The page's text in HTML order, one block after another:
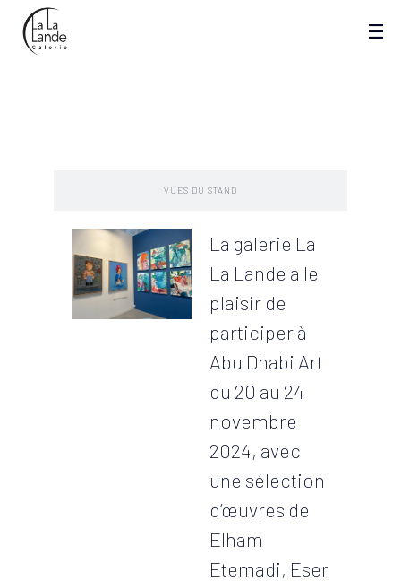
VUES DU STAND
La galerie La
La Lande a le
plaisir de
participer à
Abu Dhabi Art
du 20 au 24
novembre
2024, avec
une sélection
d’œuvres de
Elham
Etemadi, Eser